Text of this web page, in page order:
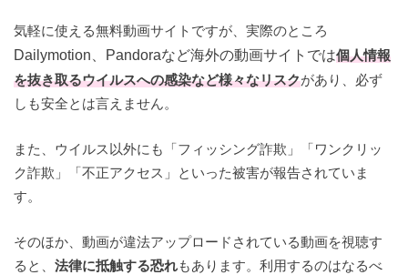
気軽に使える無料動画サイトですが、実際のところ
Dailymotion、Pandoraなど海外の動画サイトでは個人情報
を抜き取るウイルスへの感染など様々なリスクがあり、必ず
しも安全とは言えません。
また、ウイルス以外にも「フィッシング詐欺」「ワンクリッ
ク詐欺」「不正アクセス」といった被害が報告されていま
す。
そのほか、動画が違法アップロードされている動画を視聴す
ると、 法律に抵触する恐れもあります。利用するのはなるべ